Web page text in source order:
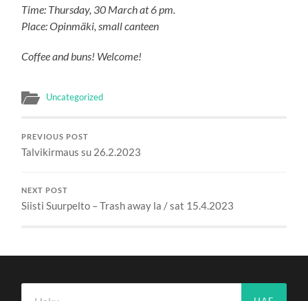
Time: Thursday, 30 March at 6 pm.
Place: Opinmäki, small canteen
Coffee and buns! Welcome!
Uncategorized
PREVIOUS POST
Talvikirmaus su 26.2.2023
NEXT POST
Siisti Suurpelto – Trash away la / sat 15.4.2023